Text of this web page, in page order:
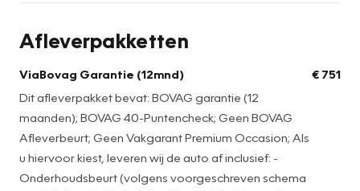
Neem gerust contact met ons op voor meer informatie.
Graag voor de bezichtiging van de auto bellen voor een
afspraak. In verband met de drukte kunnen we op die
manier voldoende tijd voor u inplannen en de auto van
tevoren klaarzetten.
Hoewel de informatie op onze website zo accuraat en
actueel mogelijk wordt weergegeven, kunnen er geen
Afleverpakketten
ViaBovag Garantie (12mnd)
Dit afleverpakket bevat: BOVAG garantie (12
maanden); BOVAG 40-Puntencheck; Geen BOVAG
Afleverbeurt; Geen Vakgarant Premium Occasion; Als
u hiervoor kiest, leveren wij de auto af inclusief: -
Onderhoudsbeurt (volgens voorgeschreven schema
€ 751